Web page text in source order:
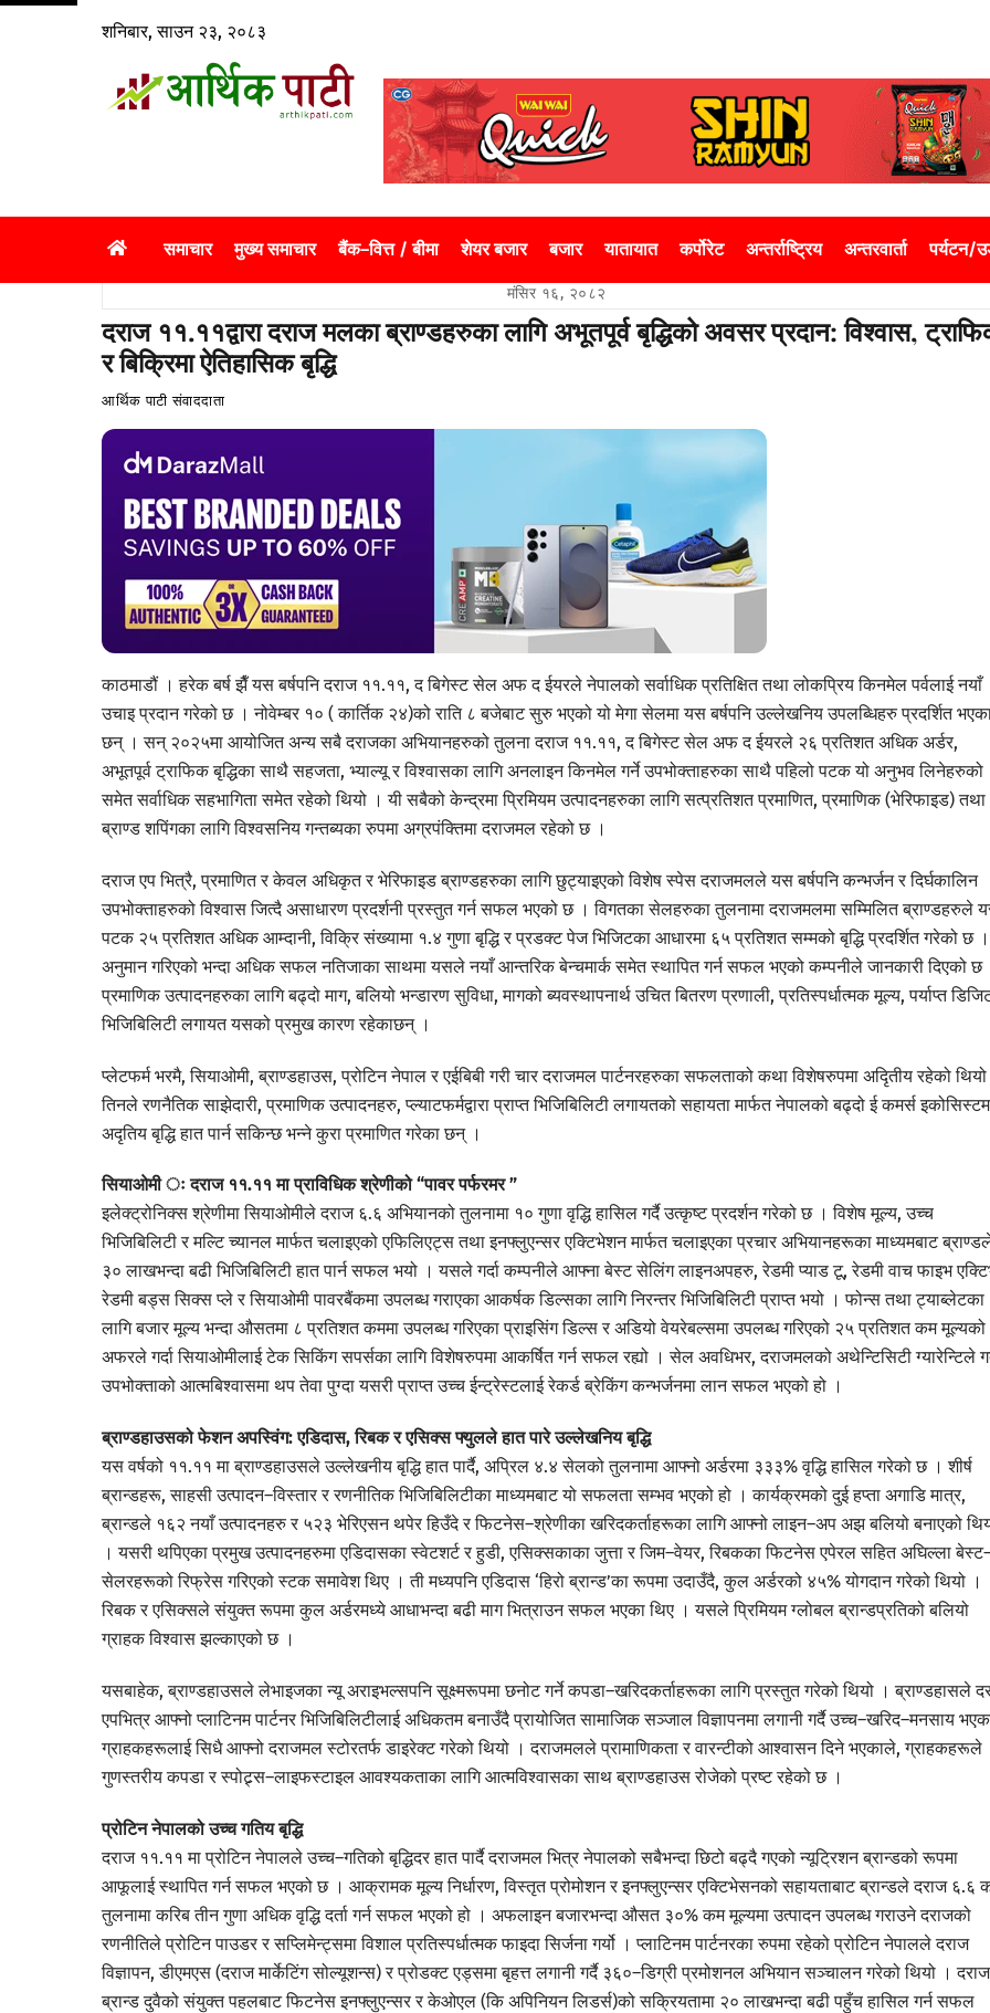
Skip
शनिबार, साउन २३, २०८३
समाचार मुख्य समाचार बैंक–वित्त / बीमा शेयर बजार बजार यातायात कर्पोरेट अन्तर्राष्ट्रिय अन्तरवार्ता पर्यटन/
मंसिर १६, २०८२
दराज ११.११द्वारा दराज मलका ब्राण्डहरुका लागि अभूतपूर्व बृद्धिको अवसर प्रदान: विश्वास,
र बिक्रिमा ऐतिहासिक बृद्धि
आर्थिक पाटी संवाददाता
काठमाडौं । हरेक बर्ष झैँ यस बर्षपनि दराज ११.११, द बिगेस्ट सेल अफ द ईयरले नेपालको सर्वाधिक प्रतिक्षित तथा लोकप्रिय किनमेल पर्वलाई नयाँ
उचाइ प्रदान गरेको छ । नोवेम्बर १० ( कार्तिक २४)को राति ८ बजेबाट सुरु भएको यो मेगा सेलमा यस बर्षपनि उल्लेखनिय उपलब्धिहरु प्रदर्शित
छन् । सन् २०२५मा आयोजित अन्य सबै दराजका अभियानहरुको तुलना दराज ११.११, द बिगेस्ट सेल अफ द ईयरले २६ प्रतिशत अधिक अर्डर,
अभूतपूर्व ट्राफिक बृद्धिका साथै सहजता, भ्याल्यू र विश्वासका लागि अनलाइन किनमेल गर्ने उपभोक्ताहरुका साथै पहिलो पटक यो अनुभव लिनेहरुको
समेत सर्वाधिक सहभागिता समेत रहेको थियो । यी सबैको केन्द्रमा प्रिमियम उत्पादनहरुका लागि सत्प्रतिशत प्रमाणित, प्रमाणिक (भेरिफाइड) तथा
ब्राण्ड शपिंगका लागि विश्वसनिय गन्तब्यका रुपमा अग्रपंक्तिमा दराजमल रहेको छ ।
दराज एप भित्रै, प्रमाणित र केवल अधिकृत र भेरिफाइड ब्राण्डहरुका लागि छुट्याइएको विशेष स्पेस दराजमलले यस बर्षपनि कन्भर्जन र दिर्घकालिन
उपभोक्ताहरुको विश्वास जित्दै असाधारण प्रदर्शनी प्रस्तुत गर्न सफल भएको छ । विगतका सेलहरुका तुलनामा दराजमलमा सम्मिलित ब्राण्डहरुले
पटक २५ प्रतिशत अधिक आम्दानी, विक्रि संख्यामा १.४ गुणा बृद्धि र प्रडक्ट पेज भिजिटका आधारमा ६५ प्रतिशत सम्मको बृद्धि प्रदर्शित गरेको छ ।
अनुमान गरिएको भन्दा अधिक सफल नतिजाका साथमा यसले नयाँ आन्तरिक बेन्चमार्क समेत स्थापित गर्न सफल भएको कम्पनीले जानकारी दिएको छ
प्रमाणिक उत्पादनहरुका लागि बढ्दो माग, बलियो भन्डारण सुविधा, मागको ब्यवस्थापनार्थ उचित बितरण प्रणाली, प्रतिस्पर्धात्मक मूल्य, पर्याप्त
भिजिबिलिटी लगायत यसको प्रमुख कारण रहेकाछन् ।
प्लेटफर्म भरमै, सियाओमी, ब्राण्डहाउस, प्रोटिन नेपाल र एईबिबी गरी चार दराजमल पार्टनरहरुका सफलताको कथा विशेषरुपमा अदिृतीय रहेको थियो
तिनले रणनैतिक साझेदारी, प्रमाणिक उत्पादनहरु, प्ल्याटफर्मद्वारा प्राप्त भिजिबिलिटी लगायतको सहायता मार्फत नेपालको बढ्दो ई कमर्स
अदृतिय बृद्धि हात पार्न सकिन्छ भन्ने कुरा प्रमाणित गरेका छन् ।
सियाओमी ः दराज ११.११ मा प्राविधिक श्रेणीको “पावर पर्फरमर ”
इलेक्ट्रोनिक्स श्रेणीमा सियाओमीले दराज ६.६ अभियानको तुलनामा १० गुणा वृद्धि हासिल गर्दै उत्कृष्ट प्रदर्शन गरेको छ । विशेष मूल्य, उच्च
भिजिबिलिटी र मल्टि च्यानल मार्फत चलाइएको एफिलिएट्स तथा इनफ्लुएन्सर एक्टिभेशन मार्फत चलाइएका प्रचार अभियानहरूका माध्यमबाट
३० लाखभन्दा बढी भिजिबिलिटी हात पार्न सफल भयो । यसले गर्दा कम्पनीले आफ्ना बेस्ट सेलिंग लाइनअपहरु, रेडमी प्याड टू, रेडमी वाच फाइभ
रेडमी बड्स सिक्स प्ले र सियाओमी पावरबैंकमा उपलब्ध गराएका आकर्षक डिल्सका लागि निरन्तर भिजिबिलिटी प्राप्त भयो । फोन्स तथा ट्याब्लेटका
लागि बजार मूल्य भन्दा औसतमा ८ प्रतिशत कममा उपलब्ध गरिएका प्राइसिंग डिल्स र अडियो वेयरेबल्समा उपलब्ध गरिएको २५ प्रतिशत कम मूल्यको
अफरले गर्दा सियाओमीलाई टेक सिकिंग सपर्सका लागि विशेषरुपमा आकर्षित गर्न सफल रह्यो । सेल अवधिभर, दराजमलको अथेन्टिसिटी ग्यारेन्टिले
उपभोक्ताको आत्मबिश्वासमा थप तेवा पुग्दा यसरी प्राप्त उच्च ईन्ट्रेस्टलाई रेकर्ड ब्रेकिंग कन्भर्जनमा लान सफल भएको हो ।
ब्राण्डहाउसको फेशन अपस्विंग: एडिदास, रिबक र एसिक्स फ्युलले हात पारे उल्लेखनिय बृद्धि
यस वर्षको ११.११ मा ब्राण्डहाउसले उल्लेखनीय बृद्धि हात पार्दै, अप्रिल ४.४ सेलको तुलनामा आफ्नो अर्डरमा ३३३% वृद्धि हासिल गरेको छ । शीर्ष
ब्रान्डहरू, साहसी उत्पादन–विस्तार र रणनीतिक भिजिबिलिटीका माध्यमबाट यो सफलता सम्भव भएको हो । कार्यक्रमको दुई हप्ता अगाडि मात्र,
ब्रान्डले १६२ नयाँ उत्पादनहरु र ५२३ भेरिएसन थपेर हिउँदे र फिटनेस–श्रेणीका खरिदकर्ताहरूका लागि आफ्नो लाइन–अप अझ बलियो बनाएको
। यसरी थपिएका प्रमुख उत्पादनहरुमा एडिदासका स्वेटशर्ट र हुडी, एसिक्सकाका जुत्ता र जिम–वेयर, रिबकका फिटनेस एपेरल सहित अघिल्ला
सेलरहरूको रिफ्रेस गरिएको स्टक समावेश थिए । ती मध्यपनि एडिदास ‘हिरो ब्रान्ड’का रूपमा उदाउँदै, कुल अर्डरको ४५% योगदान गरेको थियो ।
रिबक र एसिक्सले संयुक्त रूपमा कुल अर्डरमध्ये आधाभन्दा बढी माग भित्राउन सफल भएका थिए । यसले प्रिमियम ग्लोबल ब्रान्डप्रतिको बलियो
ग्राहक विश्वास झल्काएको छ ।
यसबाहेक, ब्राण्डहाउसले लेभाइजका न्यू अराइभल्सपनि सूक्ष्मरूपमा छनोट गर्ने कपडा–खरिदकर्ताहरूका लागि प्रस्तुत गरेको थियो । ब्राण्डहासले
एपभित्र आफ्नो प्लाटिनम पार्टनर भिजिबिलिटीलाई अधिकतम बनाउँदै प्रायोजित सामाजिक सञ्जाल विज्ञापनमा लगानी गर्दै उच्च–खरिद–मनसाय
ग्राहकहरूलाई सिधै आफ्नो दराजमल स्टोरतर्फ डाइरेक्ट गरेको थियो । दराजमलले प्रामाणिकता र वारन्टीको आश्वासन दिने भएकाले, ग्राहकहरूले
गुणस्तरीय कपडा र स्पोट्र्स–लाइफस्टाइल आवश्यकताका लागि आत्मविश्वासका साथ ब्राण्डहाउस रोजेको प्रष्ट रहेको छ ।
प्रोटिन नेपालको उच्च गतिय बृद्धि
दराज ११.११ मा प्रोटिन नेपालले उच्च–गतिको बृद्धिदर हात पार्दै दराजमल भित्र नेपालको सबैभन्दा छिटो बढ्दै गएको न्यूट्रिशन ब्रान्डको रूपमा
आफूलाई स्थापित गर्न सफल भएको छ । आक्रामक मूल्य निर्धारण, विस्तृत प्रोमोशन र इनफ्लुएन्सर एक्टिभेसनको सहायताबाट ब्रान्डले दराज ६.६
तुलनामा करिब तीन गुणा अधिक वृद्धि दर्ता गर्न सफल भएको हो । अफलाइन बजारभन्दा औसत ३०% कम मूल्यमा उत्पादन उपलब्ध गराउने दराजको
रणनीतिले प्रोटिन पाउडर र सप्लिमेन्ट्समा विशाल प्रतिस्पर्धात्मक फाइदा सिर्जना गर्यो । प्लाटिनम पार्टनरका रुपमा रहेको प्रोटिन नेपालले दराज
विज्ञापन, डीएमएस (दराज मार्केटिंग सोल्यूशन्स) र प्रोडक्ट एड्समा बृहत्त लगानी गर्दै ३६०–डिग्री प्रमोशनल अभियान सञ्चालन गरेको थियो ।
ब्रान्ड दुवैको संयुक्त पहलबाट फिटनेस इनफ्लुएन्सर र केओएल (कि अपिनियन लिडर्स)को सक्रियतामा २० लाखभन्दा बढी पहुँच हासिल गर्न सफल